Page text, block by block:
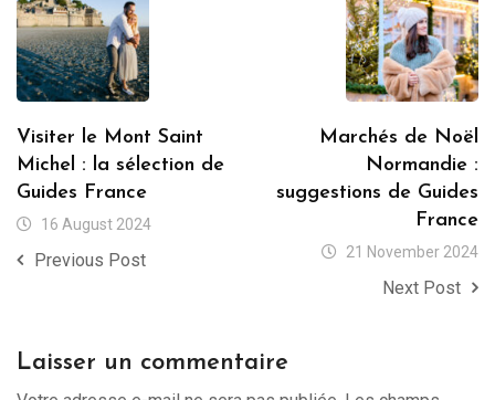
Visiter le Mont Saint
Michel : la sélection de
Guides France
16 August 2024
Previous Post
Marchés de Noël
Normandie :
suggestions de Guides
France
21 November 2024
Next Post
Laisser un commentaire